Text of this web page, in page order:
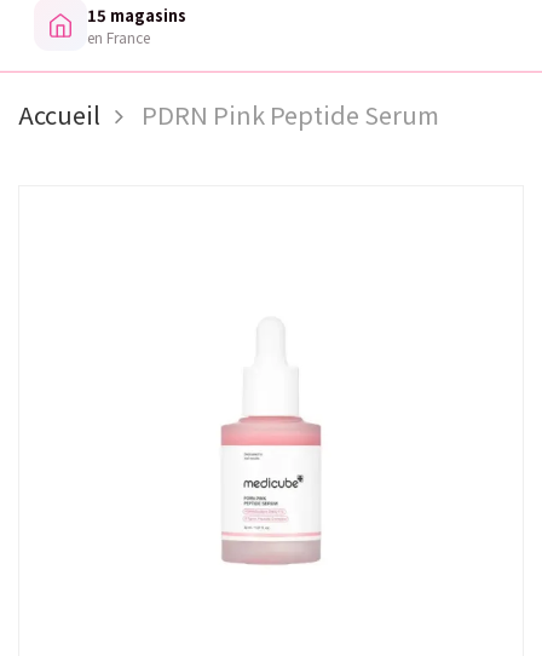
15 magasins
en France
Accueil PDRN Pink Peptide Serum